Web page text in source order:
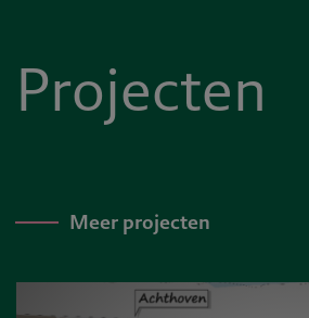
Projecten
Meer projecten